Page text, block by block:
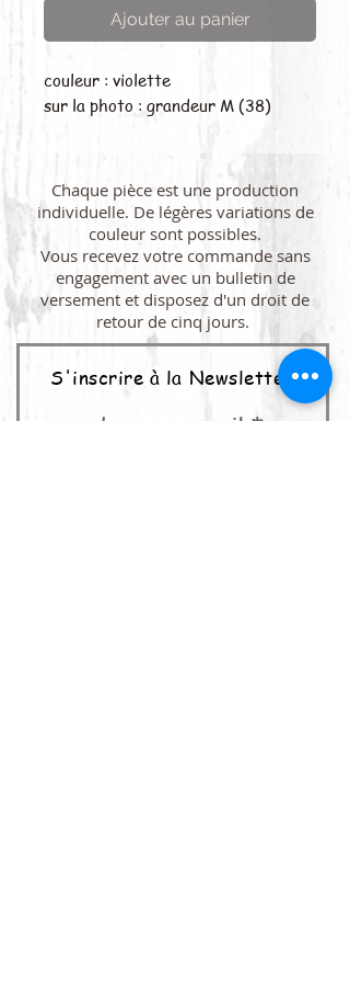
Ajouter au panier
couleur : violette
sur la photo : grandeur M (38)
Chaque pièce est une production
individuelle. De légères variations de
couleur sont possibles.
Vous recevez votre commande sans
engagement avec un bulletin de
versement et disposez d'un droit de
retour de cinq jours.
S'inscrire à la Newsletter
adresse e-mail